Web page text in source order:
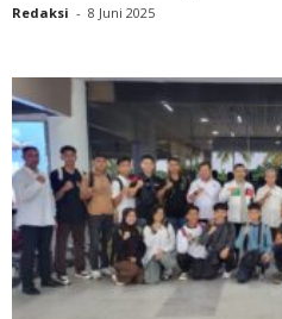
Redaksi - 8 Juni 2025